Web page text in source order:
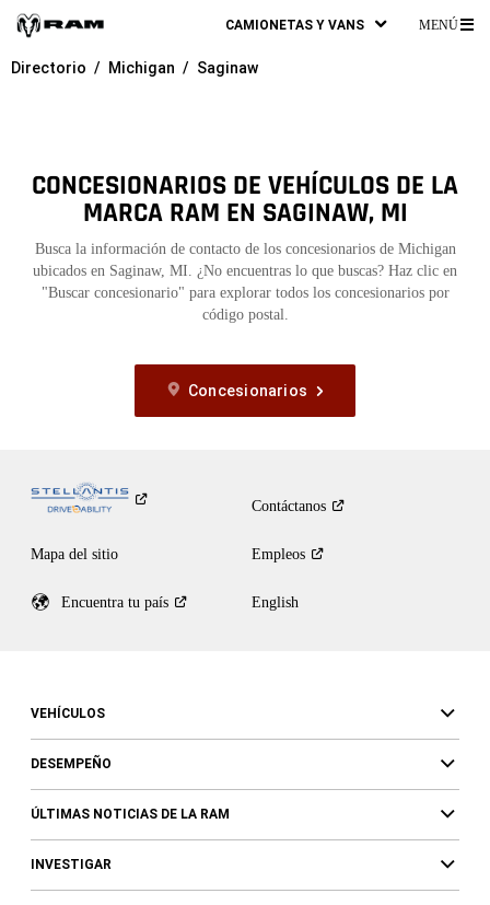
CAMIONETAS Y VANS MENÚ
Directorio Michigan Saginaw
CONCESIONARIOS DE VEHÍCULOS DE LA
MARCA RAM EN SAGINAW, MI
Busca la información de contacto de los concesionarios de Michigan
ubicados en Saginaw, MI. ¿No encuentras lo que buscas? Haz clic en
"Buscar concesionario" para explorar todos los concesionarios por
código postal.
Concesionarios
Contáctanos
Mapa del sitio Empleos
Encuentra tu país English
VEHÍCULOS
DESEMPEÑO
ÚLTIMAS NOTICIAS DE LA RAM
INVESTIGAR